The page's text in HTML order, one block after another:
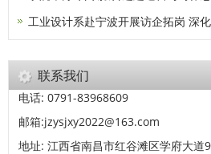
工业设计系赴宁波开展访企拓岗 深
联系我们
电话: 0791-83968609
邮箱:jzysjxy2022@163.com
地址: 江西省南昌市红谷滩区学府大道